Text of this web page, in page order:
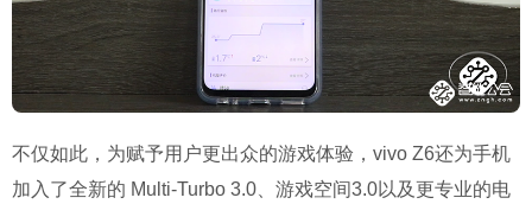
不仅如此，为赋予用户更出众的游戏体验，vivo Z6还为手机
加入了全新的 Multi-Turbo 3.0、游戏空间3.0以及更专业的电